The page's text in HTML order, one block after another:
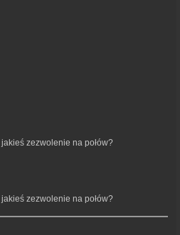
zezwolenie na połów?
zezwolenie na połów?